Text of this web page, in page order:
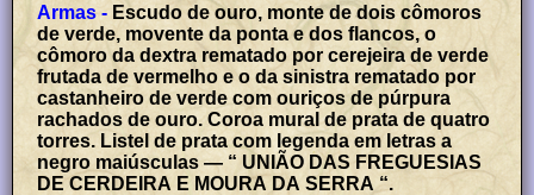
Armas - Escudo de ouro, monte de dois cômoros
de verde, movente da ponta e dos flancos, o
cômoro da dextra rematado por cerejeira de verde
frutada de vermelho e o da sinistra rematado por
castanheiro de verde com ouriços de púrpura
rachados de ouro. Coroa mural de prata de quatro
torres. Listel de prata com legenda em letras a
negro maiúsculas — “ UNIÃO DAS FREGUESIAS
DE CERDEIRA E MOURA DA SERRA “.